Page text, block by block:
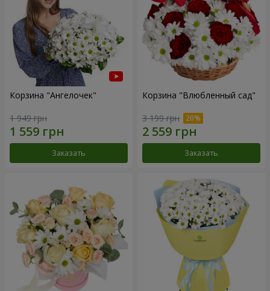
Корзина "Ангелочек"
1 949 грн
Заказать
Корзина "Влюбленный сад"
3 199 грн
Заказать